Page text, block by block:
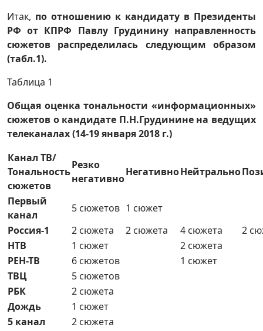
Итак, по отношению к кандидату в Президенты
РФ от КПРФ Павлу Грудинину направленность
сюжетов распределилась следующим образом
(табл.1).
Таблица 1
Общая оценка тональности «информационных»
сюжетов о кандидате П.Н.Грудинине на ведущих
телеканалах (14-19 января 2018 г.)
Канал ТВ/
Тональность
сюжетов
Резко
негативно
НегативноНейтрально
Первый
канал
5 сюжетов 1 сюжет
Россия-1
2 сюжета 2 сюжета 4 сюжета
2
НТВ
1 сюжет
2 сюжета
РЕН-ТВ
6 сюжетов
1 сюжет
ТВЦ
5 сюжетов
РБК
2 сюжета
Дождь
1 сюжет
5 канал
2 сюжета